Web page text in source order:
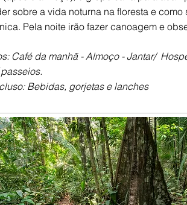
sobre a vida noturna na floresta e como
Pela noite irão fazer canoagem e
Café da manhã - Almoço - Jantar/
Bebidas, gorjetas e lanches